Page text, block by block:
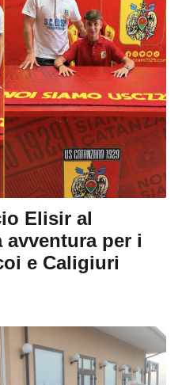
Elisir al
avventura per i
e Caligiuri